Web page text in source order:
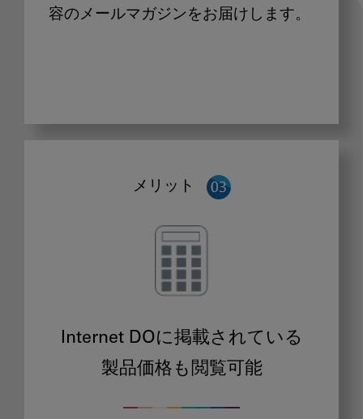
容のメールマガジンをお届けします。
メリット
Internet DOに掲載されている
製品価格も閲覧可能